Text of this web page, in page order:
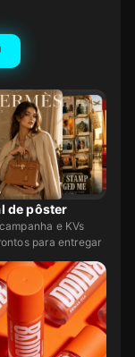
de pôster
e KVs
para entregar